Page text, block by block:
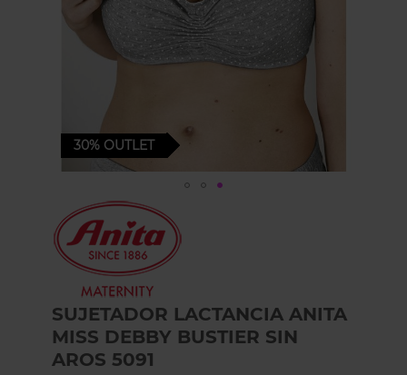
SUJETADOR LACTANCIA ANITA
MISS DEBBY BUSTIER SIN
AROS 5091
beginning
images
gallery
30% OUTLET